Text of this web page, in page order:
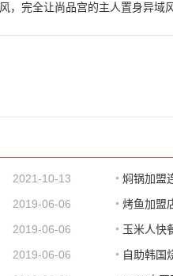
完全让尚品宫的主人置身异域
2021-10-13 焖锅加盟
2019-06-06 烤鱼加盟
2019-06-06 玉米人快
2019-06-06 自助韩国